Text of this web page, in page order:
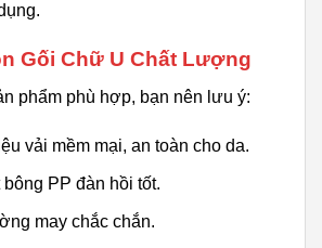
Gối Chữ U Chất Lượng
phẩm phù hợp, bạn nên lưu ý:
vải mềm mại, an toàn cho da.
PP đàn hồi tốt.
may chắc chắn.